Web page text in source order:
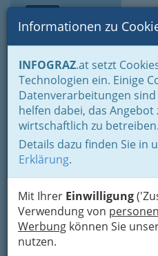
Informationen zu
INFOGRAZ.at setzt
Technologien ein. Einige
Datenverarbeitungen
helfen dabei, das
wirtschaftlich zu betreiben.
Details dazu finden Sie in
Erklärung.
Mit Ihrer Einwilligung
Verwendung von
Werbung können Sie
nutzen.
Home Branchen
Anja Scheipel,
bei
Dyskalkulie
Kaiserwiesenweg 26 f,
+43 699 1900 8926
Karte